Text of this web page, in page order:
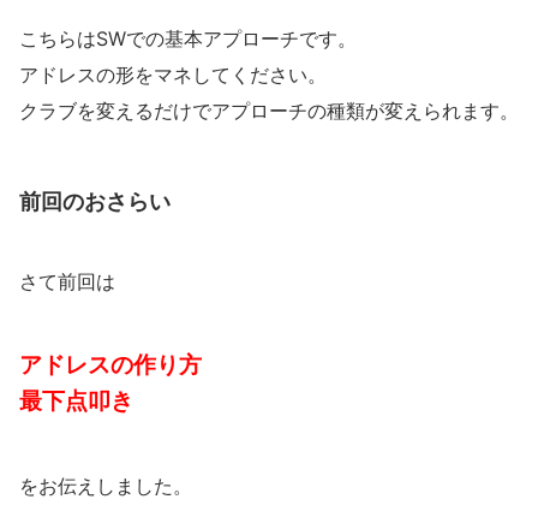
こちらはSWでの基本アプローチです。
アドレスの形をマネしてください。
クラブを変えるだけでアプローチの種類が変えられます。
前回のおさらい
さて前回は
アドレスの作り方
最下点叩き
をお伝えしました。